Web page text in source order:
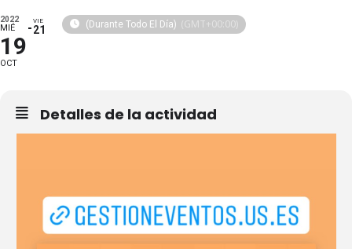
2022
MIÉ
19
OCT
VIE
21 (Durante Todo El Día) (GMT+00:00)
Detalles de la actividad